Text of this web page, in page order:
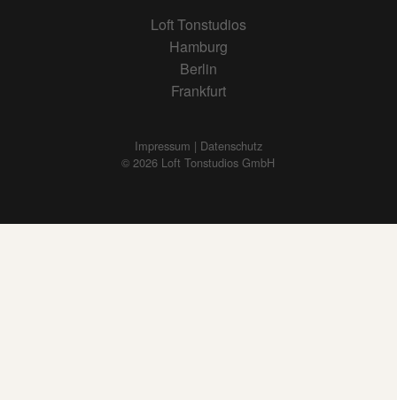
Loft Tonstudios
Hamburg
Berlin
Frankfurt
Impressum | Datenschutz
© 2026 Loft Tonstudios GmbH